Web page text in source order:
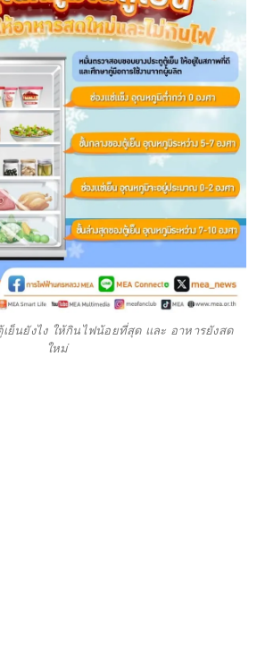
ย็นยังไง ให้กินไฟน้อยที่สุด และ อาหารยังสด
ใหม่